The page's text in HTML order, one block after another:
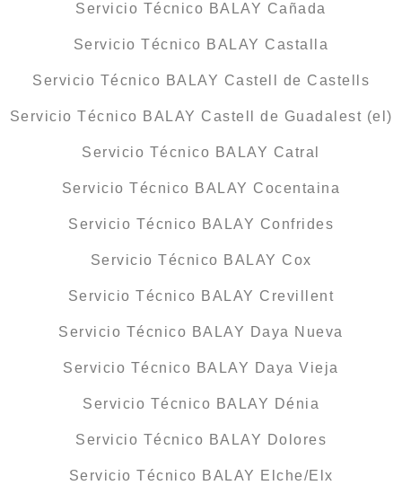
Servicio Técnico BALAY Cañada
Servicio Técnico BALAY Castalla
Servicio Técnico BALAY Castell de Castells
Servicio Técnico BALAY Castell de Guadalest (el)
Servicio Técnico BALAY Catral
Servicio Técnico BALAY Cocentaina
Servicio Técnico BALAY Confrides
Servicio Técnico BALAY Cox
Servicio Técnico BALAY Crevillent
Servicio Técnico BALAY Daya Nueva
Servicio Técnico BALAY Daya Vieja
Servicio Técnico BALAY Dénia
Servicio Técnico BALAY Dolores
Servicio Técnico BALAY Elche/Elx